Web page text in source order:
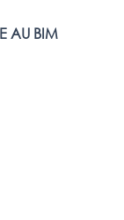
AU BIM